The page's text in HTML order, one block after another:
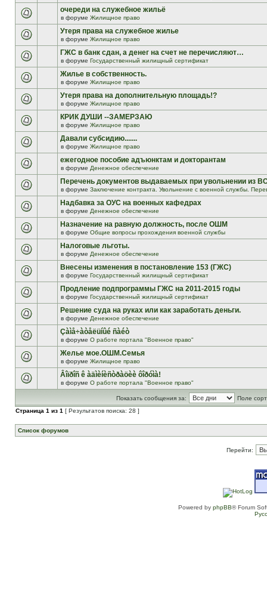
очереди на служебное жильё
в форуме Жилищное право
Утеря права на служебное жилье
в форуме Жилищное право
ГЖС в банк сдан, а денег на счет не перечисляют…
в форуме Государственный жилищный сертификат
Жилье в собственность.
в форуме Жилищное право
Утеря права на дополнительную площадь!?
в форуме Жилищное право
КРИК ДУШИ --ЗАМЕРЗАЮ
в форуме Жилищное право
Давали субсидию.......
в форуме Жилищное право
ежегодное пособие адъюнктам и докторантам
в форуме Денежное обеспечение
Перечень документов выдаваемых при увольнении из
в форуме Заключение контракта. Увольнение с военной службы.
Надбавка за ОУС на военных кафедрах
в форуме Денежное обеспечение
Назначение на равную должность, после ОШМ
в форуме Общие вопросы прохождения военной службы
Налоговые льготы.
в форуме Денежное обеспечение
Внесены изменения в постановление 153 (ГЖС)
в форуме Государственный жилищный сертификат
Продление подпрограммы ГЖС на 2011-2015 годы
в форуме Государственный жилищный сертификат
Решение суда на руках или как заработать деньги.
в форуме Денежное обеспечение
Çàìå÷àòåëüíûé ñàéò
в форуме О работе портала "Военное право"
Желье мое.ОШМ.Семья
в форуме Жилищное право
Âîïðîñ ê àäìèíèñòðàöèè ôîðóìà!
в форуме О работе портала "Военное право"
Показать сообщения за:
Поле
Страница 1 из 1 [ Результатов поиска: 28 ]
Список форумов
Перейти:
Powered by phpBB® Forum